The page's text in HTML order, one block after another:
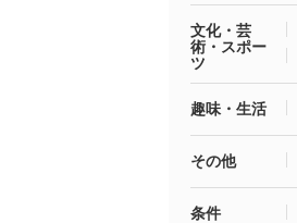
文化・芸
術・スポー
ツ
趣味・生活
その他
条件